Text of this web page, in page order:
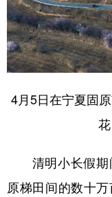
4月5日在宁夏固
清明小长假期
原梯田间的数十